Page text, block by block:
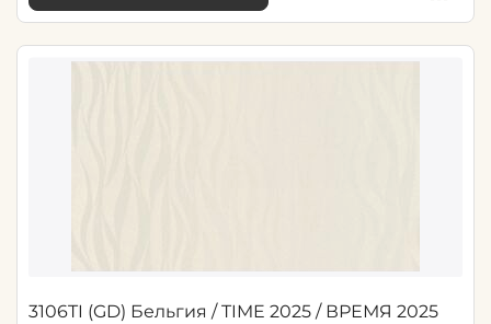
3106TI (GD) Бельгия / TIME 2025 / ВРЕМЯ 2025